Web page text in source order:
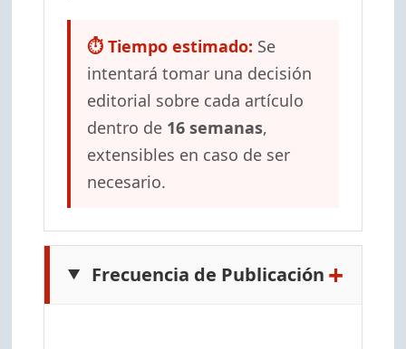
⏱ Tiempo estimado: Se
intentará tomar una decisión
editorial sobre cada artículo
dentro de 16 semanas,
extensibles en caso de ser
necesario.
Frecuencia de Publicación +